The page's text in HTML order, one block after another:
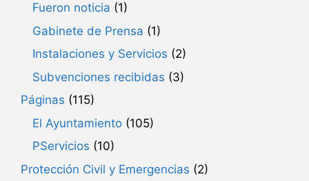
Fueron noticia (1)
Gabinete de Prensa (1)
Instalaciones y Servicios (2)
Subvenciones recibidas (3)
Páginas (115)
El Ayuntamiento (105)
PServicios (10)
Protección Civil y Emergencias (2)